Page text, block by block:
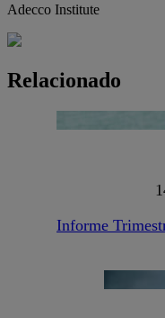
Adecco Institute
Relacionado
Informe